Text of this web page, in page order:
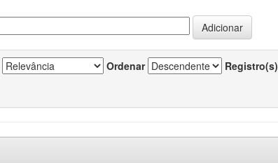
Ordenar Registro(s)